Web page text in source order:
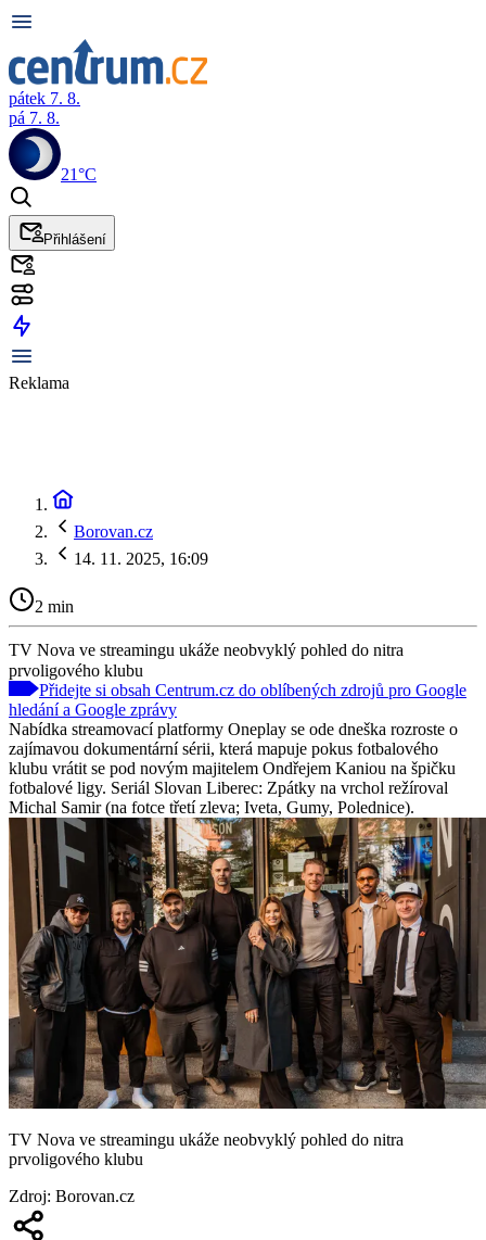
pátek 7. 8.
pá 7. 8.
21°C
Přihlášení
Reklama
Borovan.cz
14. 11. 2025, 16:09
2 min
TV Nova ve streamingu ukáže neobvyklý pohled do nitra
prvoligového klubu
Přidejte si obsah Centrum.cz do oblíbených zdrojů pro Google
hledání a Google zprávy
Nabídka streamovací platformy Oneplay se ode dneška rozroste o
zajímavou dokumentární sérii, která mapuje pokus fotbalového
klubu vrátit se pod novým majitelem Ondřejem Kaniou na špičku
fotbalové ligy. Seriál Slovan Liberec: Zpátky na vrchol režíroval
Michal Samir (na fotce třetí zleva; Iveta, Gumy, Polednice).
TV Nova ve streamingu ukáže neobvyklý pohled do nitra
prvoligového klubu
Zdroj: Borovan.cz